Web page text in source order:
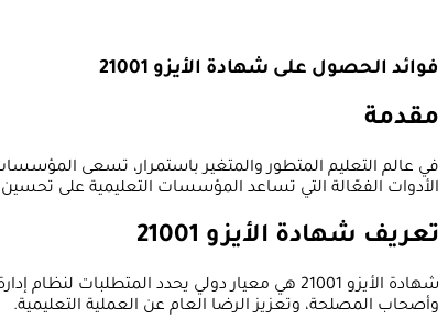
فوائد الحصول على شهادة الأيزو 21001
مقدمة
الأدوات الفعّالة التي تساعد المؤسسات التعليمية على تحسين
تعريف شهادة الأيزو 21001
شهادة الأيزو 21001 هي معيار دولي يحدد
وأصحاب المصلحة، وتعزيز الرضا العام عن العملية التعليمية.